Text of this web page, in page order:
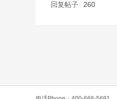
L
回复帖子
260